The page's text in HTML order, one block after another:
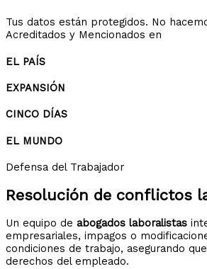
Tus datos están protegidos. No
Acreditados y Mencionados en
EL PAÍS
EXPANSIÓN
CINCO DÍAS
EL MUNDO
Defensa del Trabajador
Resolución de conflictos
Un equipo de abogados laboralistas
empresariales, impagos o
condiciones de trabajo, asegurando
derechos del empleado.